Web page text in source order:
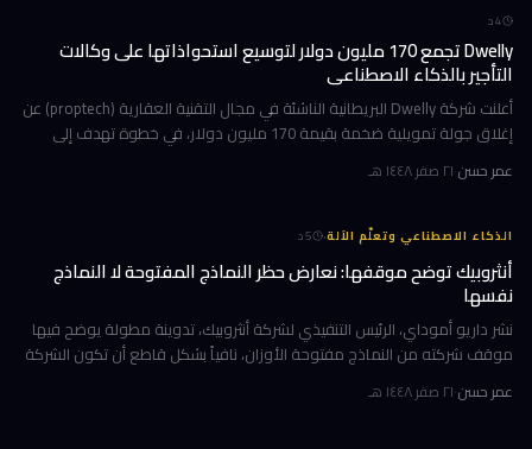
4د
Dwelly تجمع 170 مليون دولار لتوسيع استحواذاتها على وكالات
التأجير بالذكاء الاصطناعي
أعلنت شركة Dwelly البريطانية الناشئة في مجال التقنية العقارية (proptech) عن
إغلاق جولة تمويلية ضخمة بقيمة 170 مليون دولار، في خطوة تهدف إلى
عمر حسن·٢١ صفر ١٤٤٨ هـ
الذكاء الاصطناعي وتعلّم الآلة·
5د
أنثروبيك توضح موقفها: نعارض حظر النماذج المفتوحة لا النماذج
نفسها
نشر داريو أموداي، الرئيس التنفيذي لشركة أنثروبيك، تدوينة مطولة يوضح فيها
موقف شركته من النماذج مفتوحة الأوزان، نافياً بشكل قاطع أن تكون الشركة
عمر حسن·٢١ صفر ١٤٤٨ هـ